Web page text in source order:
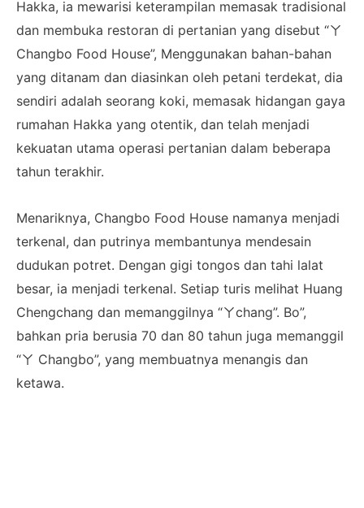
Hakka, ia mewarisi keterampilan memasak tradisional
dan membuka restoran di pertanian yang disebut “ㄚ
Changbo Food House”, Menggunakan bahan-bahan
yang ditanam dan diasinkan oleh petani terdekat, dia
sendiri adalah seorang koki, memasak hidangan gaya
rumahan Hakka yang otentik, dan telah menjadi
kekuatan utama operasi pertanian dalam beberapa
tahun terakhir.
Menariknya, Changbo Food House namanya menjadi
terkenal, dan putrinya membantunya mendesain
dudukan potret. Dengan gigi tongos dan tahi lalat
besar, ia menjadi terkenal. Setiap turis melihat Huang
Chengchang dan memanggilnya “ㄚchang”. Bo”,
bahkan pria berusia 70 dan 80 tahun juga memanggil
“ㄚ Changbo”, yang membuatnya menangis dan
ketawa.